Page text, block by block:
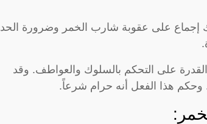
إجماع على عقوبة شارب الخمر وضرورة الحد
على التحكم بالسلوك والعواطف. وقد
وحكم هذا الفعل أنه حرام شرعاً.